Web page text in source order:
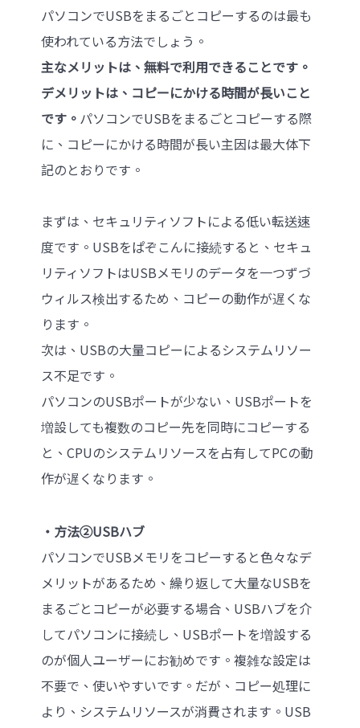
パソコンでUSBをまるごとコピーするのは最も
使われている方法でしょう。
主なメリットは、無料で利用できることです。
デメリットは、コピーにかける時間が長いこと
です。 パソコンでUSBをまるごとコピーする際
に、コピーにかける時間が長い主因は最大体下
記のとおりです。
まずは、セキュリティソフトによる低い転送速
度です。USBをぱぞこんに接続すると、セキュ
リティソフトはUSBメモリのデータを一つずづ
ウィルス検出するため、コピーの動作が遅くな
ります。
次は、USBの大量コピーによるシステムリソー
ス不足です。
パソコンのUSBポートが少ない、USBポートを
増設しても複数のコピー先を同時にコピーする
と、CPUのシステムリソースを占有してPCの動
作が遅くなります。
‧方法②USBハブ
パソコンでUSBメモリをコピーすると色々なデ
メリットがあるため、繰り返して大量なUSBを
まるごとコピーが必要する場合、USBハブを介
してパソコンに接続し、USBポートを増設する
のが個人ユーザーにお勧めです。複雑な設定は
不要で、使いやすいです。だが、コピー処理に
より、システムリソースが消費されます。USB